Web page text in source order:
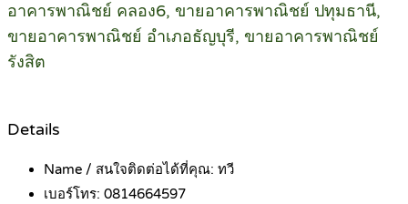
อาคารพาณิชย์ คลอง6, ขายอาคารพาณิชย์ ปทุมธานี,
ขายอาคารพาณิชย์ อำเภอธัญบุรี, ขายอาคารพาณิชย์
รังสิต
Details
Name / สนใจติดต่อได้ที่คุณ: ทวี
เบอร์โทร: 0814664597